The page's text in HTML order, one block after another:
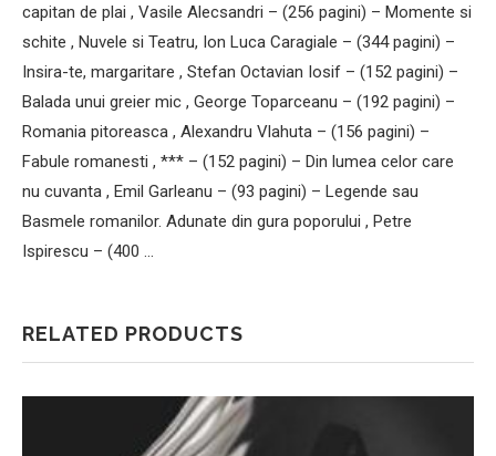
capitan de plai , Vasile Alecsandri – (256 pagini) – Momente si
schite , Nuvele si Teatru, Ion Luca Caragiale – (344 pagini) –
Insira-te, margaritare , Stefan Octavian Iosif – (152 pagini) –
Balada unui greier mic , George Toparceanu – (192 pagini) –
Romania pitoreasca , Alexandru Vlahuta – (156 pagini) –
Fabule romanesti , *** – (152 pagini) – Din lumea celor care
nu cuvanta , Emil Garleanu – (93 pagini) – Legende sau
Basmele romanilor. Adunate din gura poporului , Petre
Ispirescu – (400 …
RELATED PRODUCTS